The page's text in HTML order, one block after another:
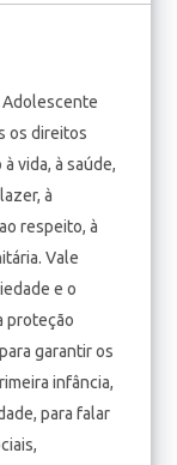
Adolescente
os direitos
vida, à saúde,
à
respeito, à
Vale
e o
proteção
garantir os
infância,
para falar